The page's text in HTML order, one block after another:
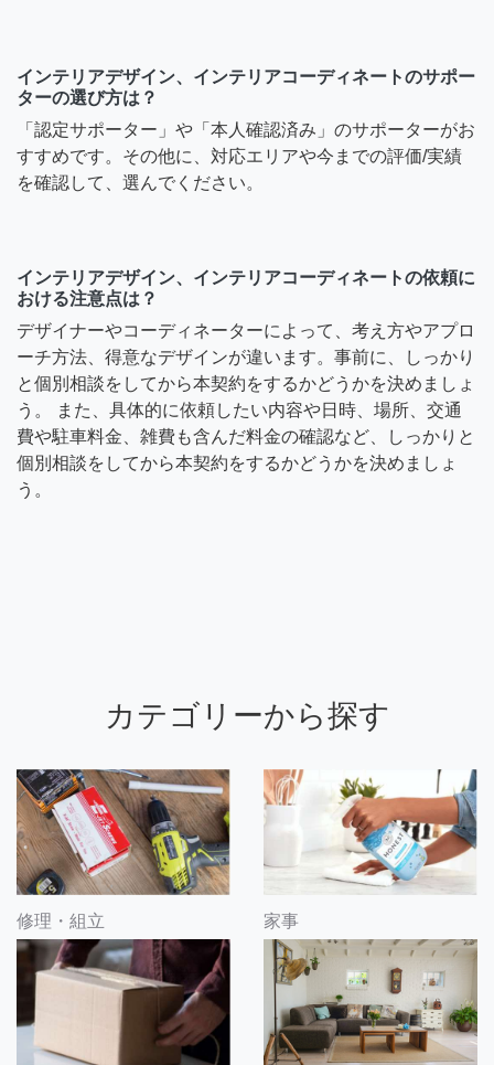
インテリアデザイン、インテリアコーディネートのサポー
ターの選び方は？
「認定サポーター」や「本人確認済み」のサポーターがお
すすめです。その他に、対応エリアや今までの評価/実績
を確認して、選んでください。
インテリアデザイン、インテリアコーディネートの依頼に
おける注意点は？
デザイナーやコーディネーターによって、考え方やアプロ
ーチ方法、得意なデザインが違います。事前に、しっかり
と個別相談をしてから本契約をするかどうかを決めましょ
う。 また、具体的に依頼したい内容や日時、場所、交通
費や駐車料金、雑費も含んだ料金の確認など、しっかりと
個別相談をしてから本契約をするかどうかを決めましょ
う。
カテゴリーから探す
修理・組立 家事